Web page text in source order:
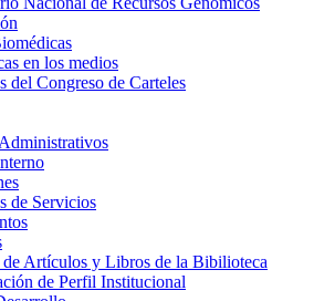
en los medios
del Congreso de Carteles
de Servicios
Artículos y Libros de la Bibilioteca
de Perfil Institucional